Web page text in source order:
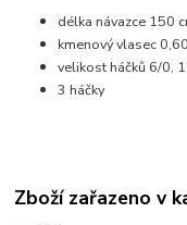
délka návazce 150
kmenový vlasec
velikost háčků 6/0,
3 háčky
Zboží zařazeno v